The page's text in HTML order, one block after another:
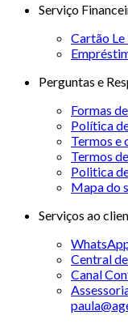
Serviço
Cartão
Perguntas e
Formas
Política
Termos e
Termos
Politica
Mapa do
Serviços ao
Central
Canal